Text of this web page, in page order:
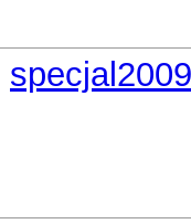
specjal2009